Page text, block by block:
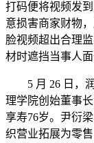
打码便将视频发
意损害商家财物
脸视频超出合理
材时遮挡当事人
5 月 26 日，润
理学院创始董事
享寿76岁。尹衍
织营业拓展为零